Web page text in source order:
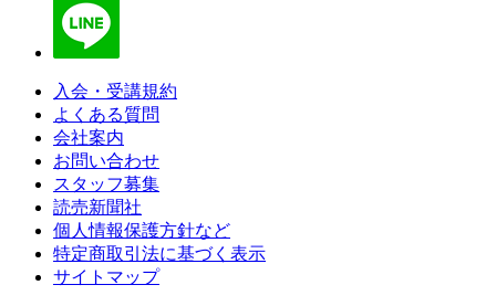
入会・受講規約
よくある質問
会社案内
お問い合わせ
スタッフ募集
読売新聞社
個人情報保護方針など
特定商取引法に基づく表示
サイトマップ